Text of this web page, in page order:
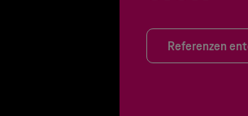
Referenzen